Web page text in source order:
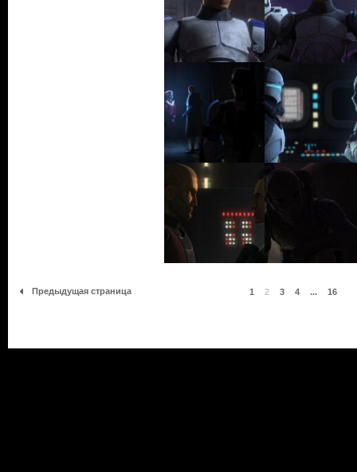
Предыдущая страница 1 2 3 4 ... 16